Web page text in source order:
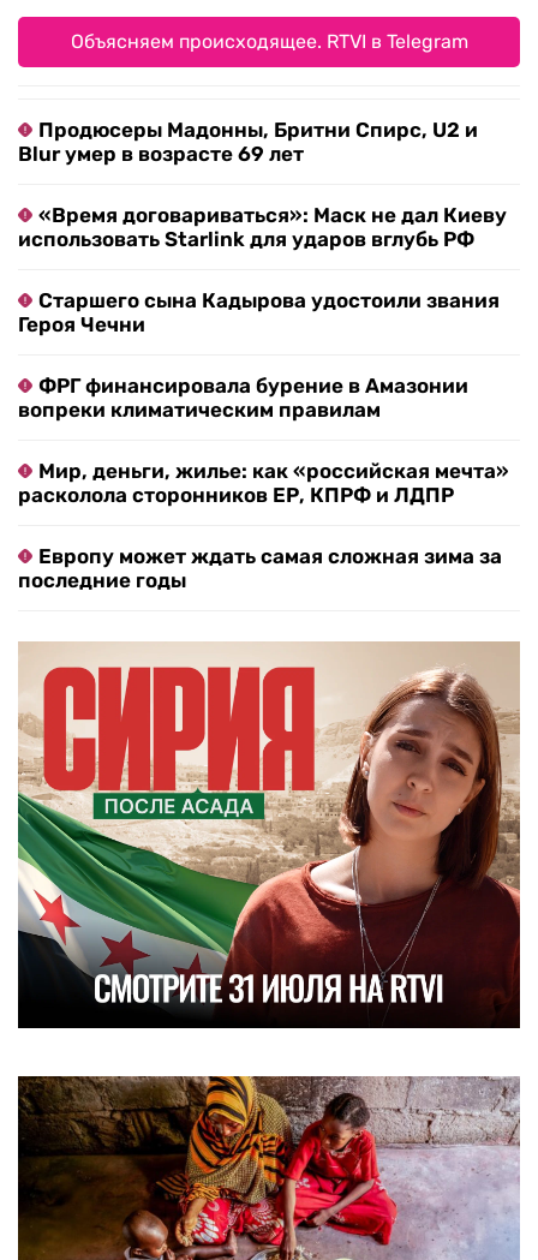
Объясняем происходящее. RTVI в Telegram
Продюсеры Мадонны, Бритни Спирс, U2 и
Blur умер в возрасте 69 лет
«Время договариваться»: Маск не дал Киеву
использовать Starlink для ударов вглубь РФ
Старшего сына Кадырова удостоили звания
Героя Чечни
ФРГ финансировала бурение в Амазонии
вопреки климатическим правилам
Мир, деньги, жилье: как «российская мечта»
расколола сторонников ЕР, КПРФ и ЛДПР
Европу может ждать самая сложная зима за
последние годы